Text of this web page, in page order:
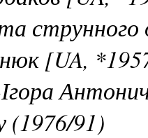
[UA,
(1976/91)